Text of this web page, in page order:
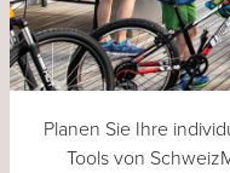
Planen Sie Ihre
Tools von